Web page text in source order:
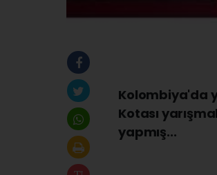
Kolombiya'da
Kotası
yapmış...